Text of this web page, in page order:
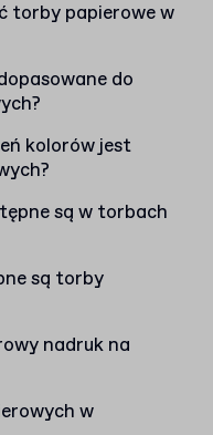
torby papierowe w
do
kolorów jest
są w torbach
są torby
nadruk na
w